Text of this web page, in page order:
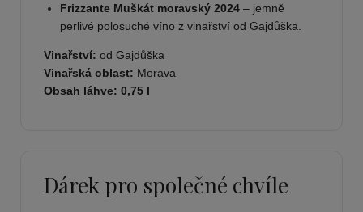
Frizzante Muškát moravský 2024 – jemně
perlivé polosuché víno z vinařství od Gajdůška.
Vinařství: od Gajdůška
Vinařská oblast: Morava
Obsah láhve: 0,75 l
Dárek pro společné chvíle